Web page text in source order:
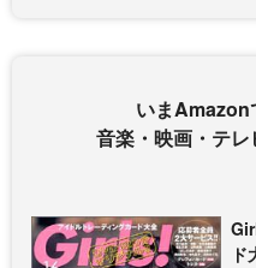
いまAmazon
音楽・映画・テ